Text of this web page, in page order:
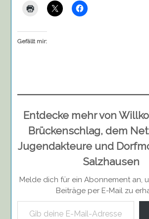
Gefällt mir:
Entdecke mehr von
Brückenschlag, dem
Jugendakteure und
Salzhausen
Melde dich für ein Abonnement an,
Beiträge per E-Mail zu
Gib deine E-Mail-Adresse ein ...